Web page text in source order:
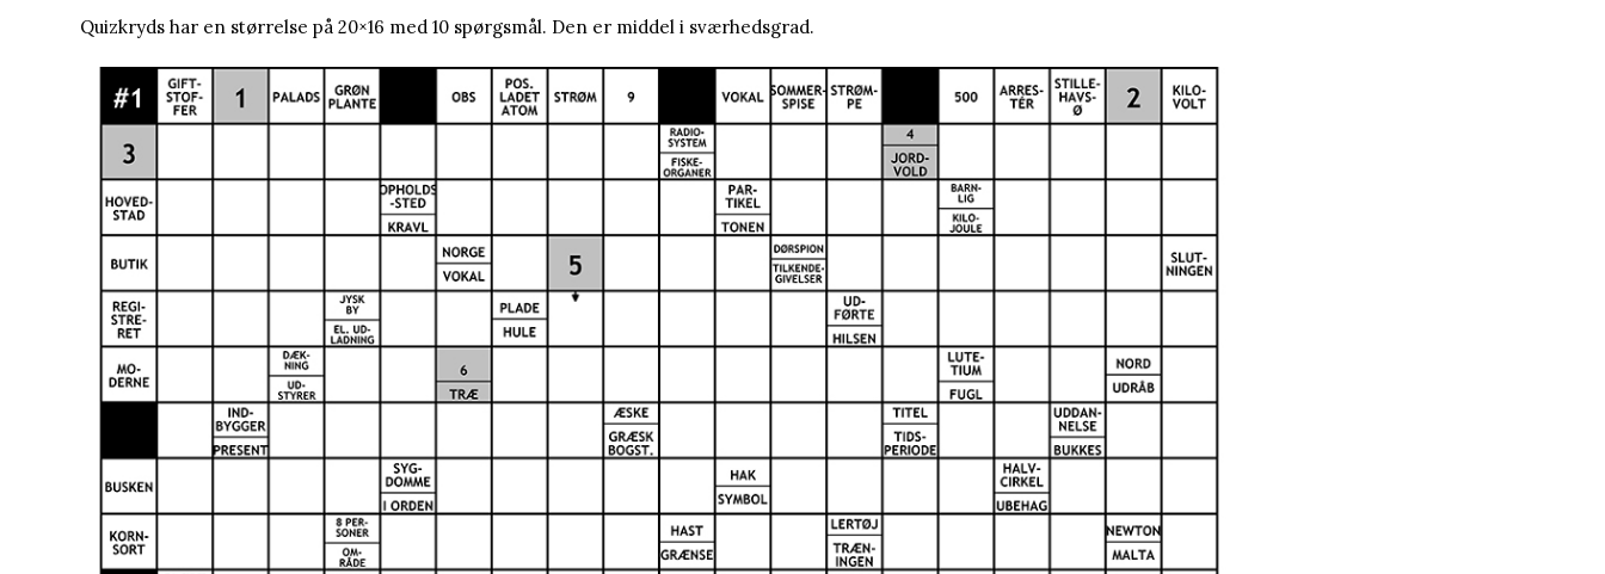
Quizkryds har en størrelse på 20×16 med 10 spørgsmål. Den er middel i sværhedsgrad.